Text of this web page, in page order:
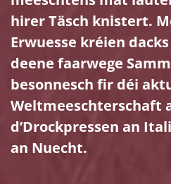
hirer Täsch knistert.
Erwuesse kréien
deene faarwege
besonnesch fir déi
Weltmeeschterschaft
d’Drockpressen an
an Nuecht.